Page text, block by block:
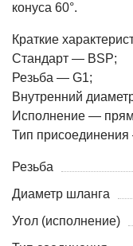
конуса 60°.
Краткие
Стандарт — BSP;
Резьба — G1;
Внутренний
Исполнение —
Тип
Резьба
Диаметр шланга
Угол (исполнение)